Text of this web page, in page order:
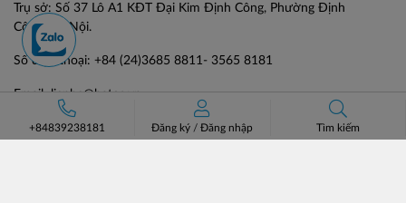
Trụ sở: Số 37 Lô A1 KĐT Đại Kim Định Công, Phường Định
Công, Hà Nội.
Số điện thoại: +84 (24)3685 8811- 3565 8181
Email: lienhe@batos.vn
Mã số thuế: 0102806631
+84839238181 Đăng ký /Đăng nhập Tìm kiếm